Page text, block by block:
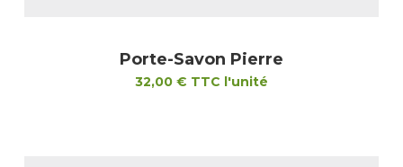
Porte-Savon Pierre
32,00 € TTC l'unité